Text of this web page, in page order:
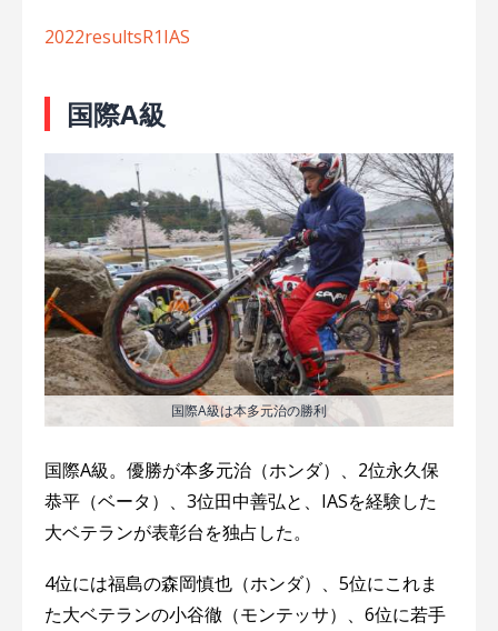
2022resultsR1IAS
国際A級
国際A級は本多元治の勝利
国際A級。優勝が本多元治（ホンダ）、2位永久保
恭平（ベータ）、3位田中善弘と、IASを経験した
大ベテランが表彰台を独占した。
4位には福島の森岡慎也（ホンダ）、5位にこれま
た大ベテランの小谷徹（モンテッサ）、6位に若手